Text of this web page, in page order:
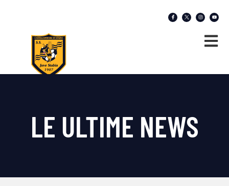
LE ULTIME NEWS